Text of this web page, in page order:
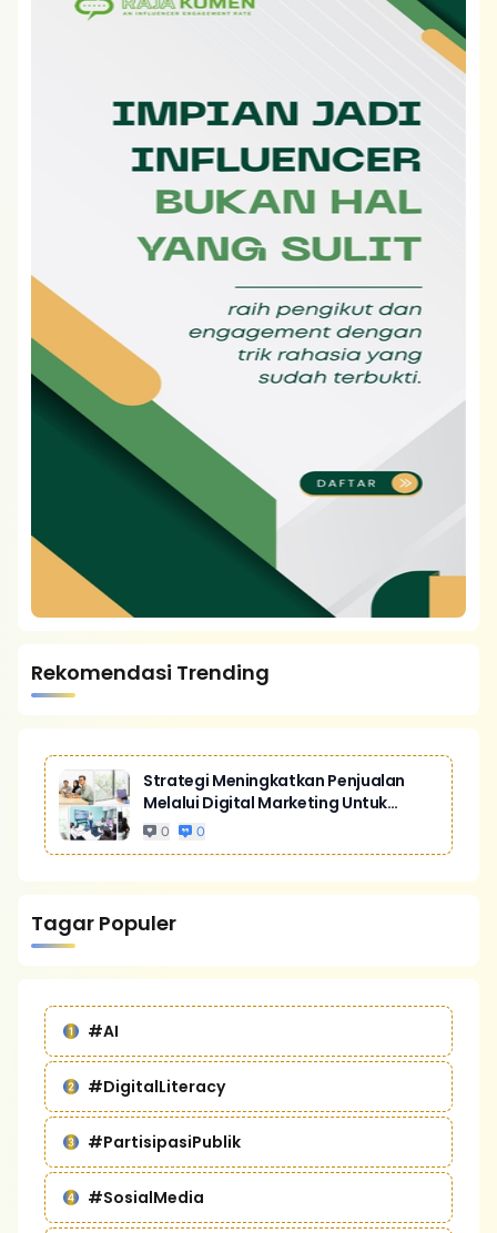
Rekomendasi Trending
Strategi Meningkatkan Penjualan
Melalui Digital Marketing Untuk
Bisnis Yang Lebih Kompetitif
0 0
Tagar Populer
#AI
#DigitalLiteracy
#PartisipasiPublik
#SosialMedia